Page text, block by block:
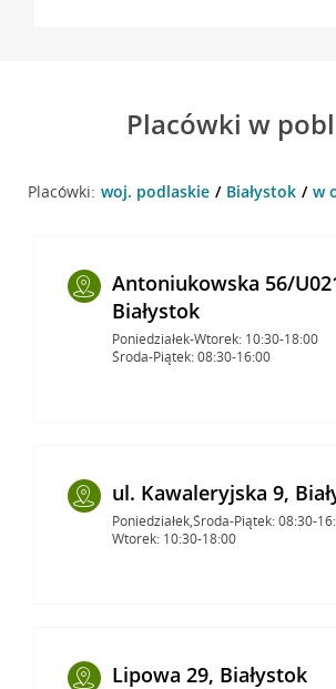
Placówki w
Placówki: woj. podlaskie Białystok w
Antoniukowska 56/
Białystok
Poniedziałek-Wtorek: 10:30-18:00
Środa-Piątek: 08:30-16:00
ul. Kawaleryjska 9,
Poniedziałek,Środa-Piątek: 08:30-
Wtorek: 10:30-18:00
Lipowa 29, Białystok